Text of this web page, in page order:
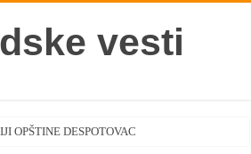
OPŠTINE DESPOTOVAC